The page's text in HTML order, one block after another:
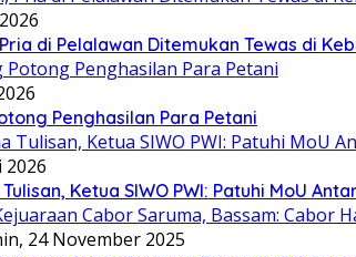
di Pelalawan Ditemukan Tewas di
Penghasilan Para Petani
2026
Ketua SIWO PWI: Patuhi MoU
24 November 2025